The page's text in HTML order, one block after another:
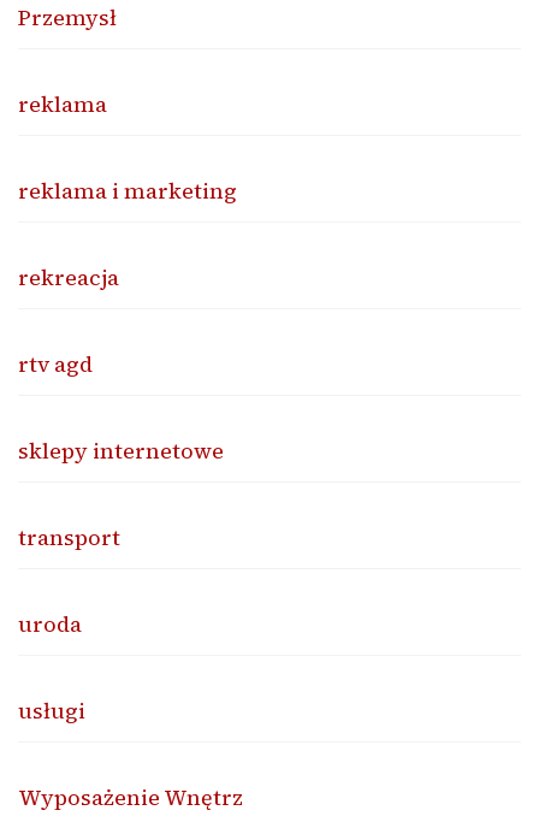
Przemysł
reklama
reklama i marketing
rekreacja
rtv agd
sklepy internetowe
transport
uroda
usługi
Wyposażenie Wnętrz